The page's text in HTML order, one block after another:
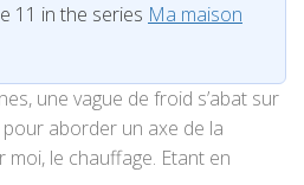
11 in the series Ma maison
une vague de froid s’abat sur
aborder un axe de la
le chauffage. Etant en